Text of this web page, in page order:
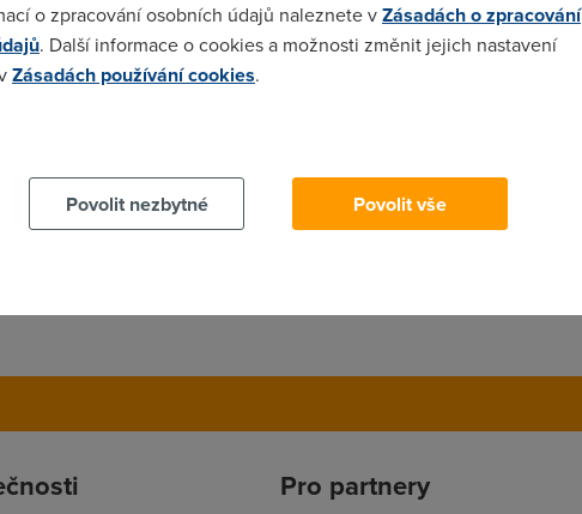
tvrzení. I když... občas mám podobné zkušenosti.
jako v AHA a blesku !!!
Pro partnery
o zpracování osobních údajů naleznete vZásadách o zpracování
. Další informace o cookies a možnosti změnit jejich nastavení
Zásadách používání cookies.
Povolit nezbytné
Povolit vše